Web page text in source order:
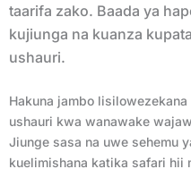
taarifa zako. Baada ya
kujiunga na kuanza
ushauri.
Hakuna jambo
ushauri kwa wanawake
Jiunge sasa na uwe sehemu
kuelimishana katika safari hii